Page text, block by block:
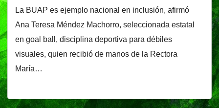
La BUAP es ejemplo nacional en inclusión, afirmó
Ana Teresa Méndez Machorro, seleccionada estatal
en goal ball, disciplina deportiva para débiles
visuales, quien recibió de manos de la Rectora
María…